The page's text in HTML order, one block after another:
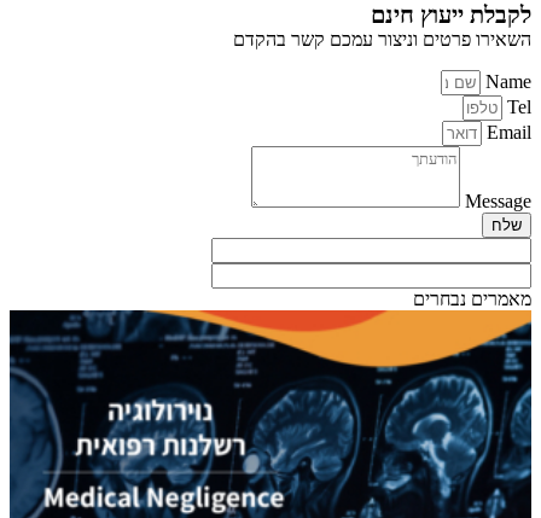
לקבלת ייעוץ חינם
השאירו פרטים וניצור עמכם קשר בהקדם
Name
Tel
Email
Message
שלח
מאמרים נבחרים